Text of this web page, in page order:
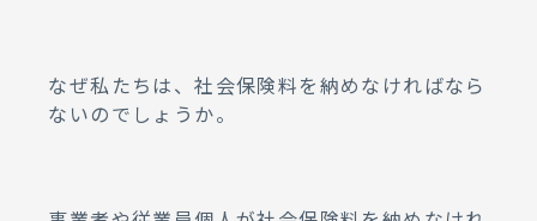
なぜ私たちは、社会保険料を納めなければなら
ないのでしょうか。